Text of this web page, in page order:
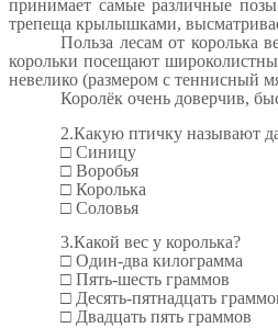
принимает самые различные
трепеща крылышками,
Польза лесам от королька
корольки посещают
невелико (размером с теннисный
Королёк очень доверчив,
2.Какую птичку называют
□ Синицу
□ Воробья
□ Королька
□ Соловья
3.Какой вес у королька?
□ Один-два килограмма
□ Пять-шесть граммов
□ Десять-пятнадцать
□ Двадцать пять граммов